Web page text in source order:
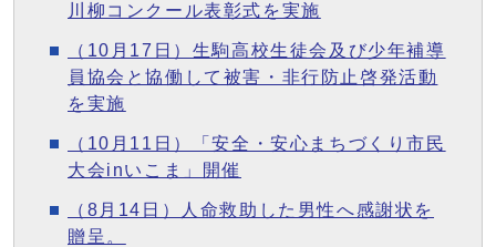
川柳コンクール表彰式を実施
（10月17日）生駒高校生徒会及び少年補導
員協会と協働して被害・非行防止啓発活動
を実施
（10月11日）「安全・安心まちづくり市民
大会inいこま」開催
（8月14日）人命救助した男性へ感謝状を
贈呈。